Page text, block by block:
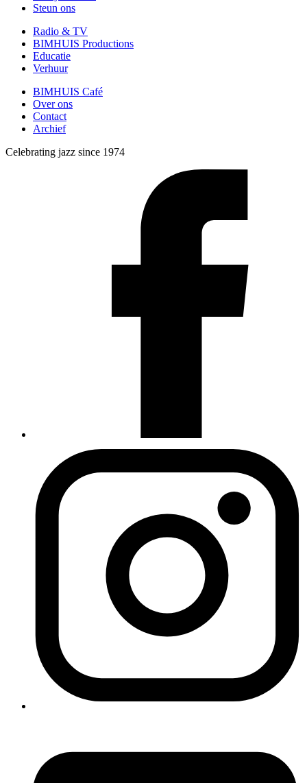
Steun ons
Radio & TV
BIMHUIS Productions
Educatie
Verhuur
BIMHUIS Café
Over ons
Contact
Archief
Celebrating jazz since 1974